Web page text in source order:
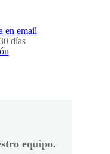
en email
días
equipo.